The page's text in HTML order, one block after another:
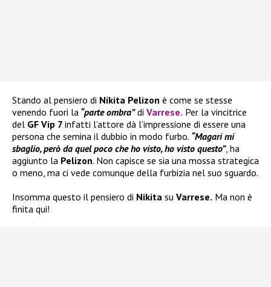
Stando al pensiero di Nikita Pelizon è come se stesse
venendo fuori la “parte ombra”di Varrese. Per la vincitrice
del GF Vip 7 infatti l’attore dà l’impressione di essere una
persona che semina il dubbio in modo furbo. “Magari mi
sbaglio, però da quel poco che ho visto, ho visto questo”, ha
aggiunto la Pelizon. Non capisce se sia una mossa strategica
o meno, ma ci vede comunque della furbizia nel suo sguardo.
Insomma questo il pensiero di Nikita su Varrese. Ma non è
finita qui!